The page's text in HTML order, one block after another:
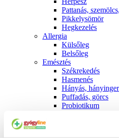
Pattanás,
Pikkelysömör
Hegkezelés
Allergia
Külsőleg
Belsőleg
Emésztés
Székrekedés
Hasmenés
Hányás, hányinger
Puffadás, görcs
Probiotikum